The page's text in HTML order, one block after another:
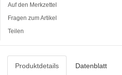
Auf den Merkzettel
Fragen zum Artikel
Teilen
Produktdetails Datenblatt